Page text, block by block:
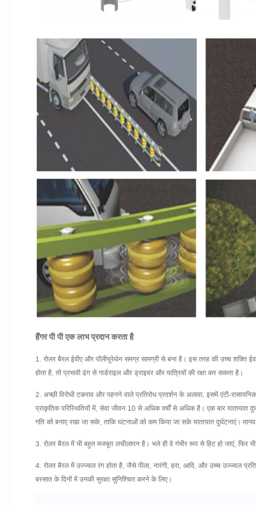
हैंगर पी पी एक लाभ प्रदान करता है
1. रोलर बैरल ईवीए और पॉलीयूरेथेन समग्र सामग्री से बना है। इस तरह की उच्च शक्ति
होता है, तो प्रभावी ढंग से गार्डराइल और ड्राइवर और यात्रियों की रक्षा कर सकता है।
2. अच्छी विरोधी टकराव और पहनने वाले प्रतिरोध प्रदर्शन के अलावा, इसमें एंटी-
प्राकृतिक परिस्थितियों में, सेवा जीवन 10 से अधिक वर्षों से अधिक है। एक बार यातायात
गति को बनाए रखा जा सके, ताकि घटनाओं को कम किया जा सके यातायात दुर्घटनाएं।
3. रोलर बैरल में भी बहुत मजबूत लचीलापन है। भले ही वे गंभीर रूप से हिट हो जाएं, फिर
4. रोलर बैरल में उज्ज्वल रंग होता है, जैसे पीला, नारंगी, हरा, आदि, और उच्च उज्ज्वल
बरसात के दिनों में उनकी सुरक्षा सुनिश्चित करने के लिए।